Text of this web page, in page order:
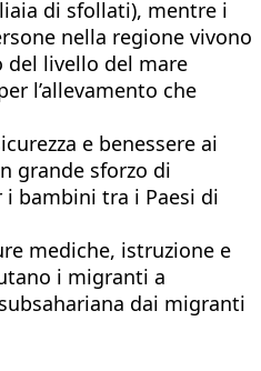
di sfollati), mentre i
nella regione vivono
del livello del mare
l’allevamento che
e benessere ai
grande sforzo di
bambini tra i Paesi di
mediche, istruzione e
i migranti a
dai migranti